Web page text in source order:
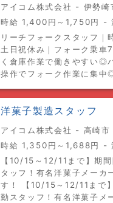
アイコム株式会社 - 伊勢崎
時給 1,400円～1,750円 -
リーチフォークスタッフ｜
土日祝休み｜フォーク乗車
く倉庫作業で働きやすい◎
操作でフォーク作業に集中
洋菓子製造スタッフ
アイコム株式会社 - 高崎市
時給 1,350円～1,688円 -
【10/15～12/11まで】期
タッフ！有名洋菓子メーカ
す！ 【10/15～12/11まで
勤スタッフ！有名洋菓子メ